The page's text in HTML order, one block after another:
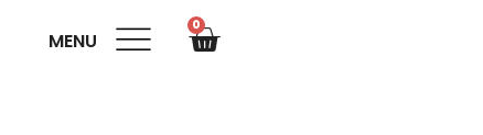
MENU
0